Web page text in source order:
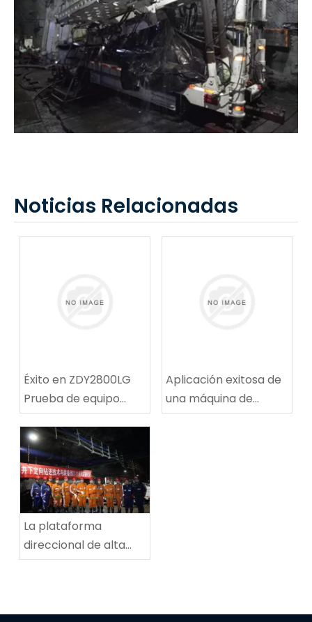
Noticias Relacionadas
Éxito en ZDY2800LG
Prueba de equipo
técnico de
perforación espiral de
alta velocidad
Aplicación exitosa de
una máquina de
reparación de rutas
La plataforma
direccional de alta
potencia establece